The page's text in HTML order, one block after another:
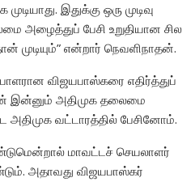
இதுக்கு ஒரு முடிவு
அழைத்துப் பேசி உறுதியான சில
என்றார் நெவளிநாதன்.
விஜயபாஸ்கரை எதிர்த்துப்
இன்னும் அதிமுக தலைமை
அதிமுக வட்டாரத்தில் பேசினோம்.
மாவட்டச் செயலாளர்
அதாவது விஜயபாஸ்கர்